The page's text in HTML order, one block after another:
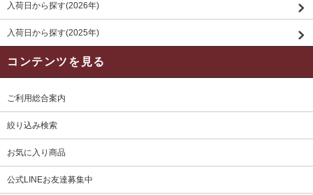
入荷日から探す(2026年)
入荷日から探す(2025年)
コンテンツを見る
ご利用総合案内
絞り込み検索
お気に入り商品
公式LINEお友達募集中